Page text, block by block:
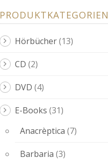
PRODUKTKATEGORIEN
Hörbücher(13)
CD (2)
DVD (4)
E-Books (31)
Anacrèptica (7)
Barbaria (3)